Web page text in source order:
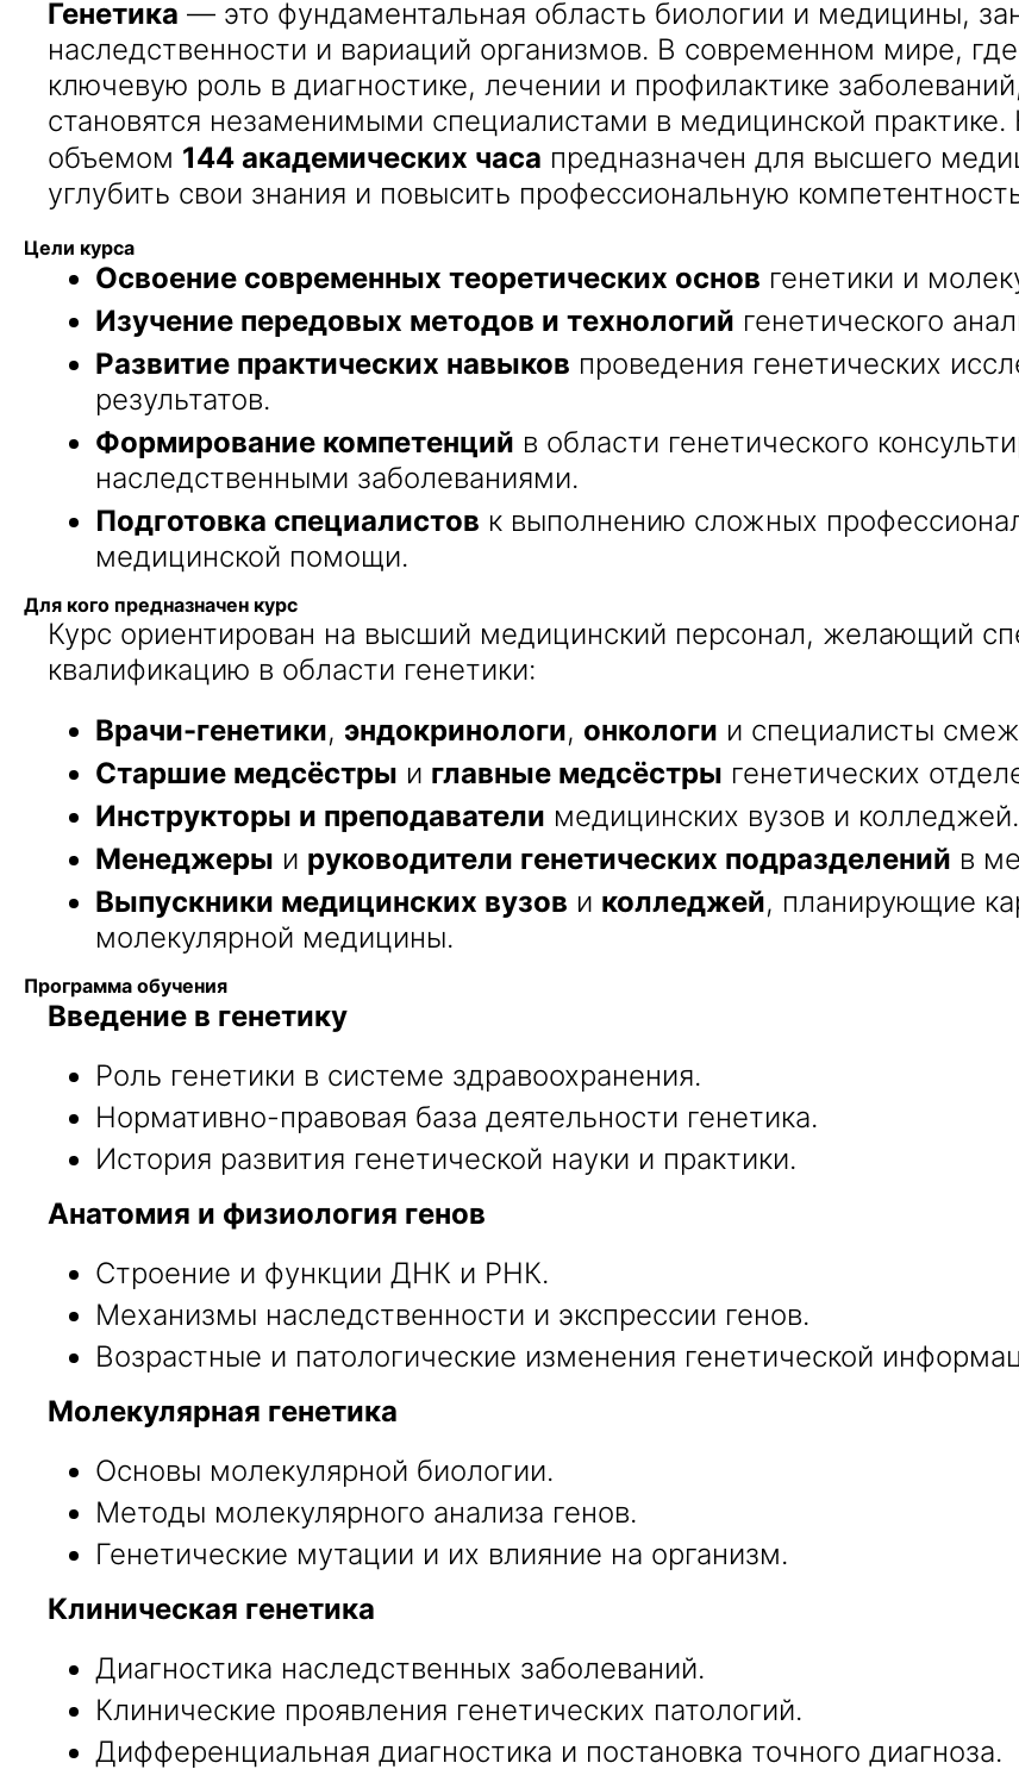
Генетика — это фундаментальная область биологии и медицины,
наследственности и вариаций организмов. В современном мире,
ключевую роль в диагностике, лечении и профилактике
становятся незаменимыми специалистами в медицинской
объемом 144 академических часа предназначен для высшего
углубить свои знания и повысить профессиональную
Цели курса
Освоение современных теоретических основ генетики и
Изучение передовых методов и технологий генетического
Развитие практических навыков проведения генетических
результатов.
Формирование компетенций в области генетического
наследственными заболеваниями.
Подготовка специалистов к выполнению сложных
медицинской помощи.
Для кого предназначен курс
Курс ориентирован на высший медицинский персонал, желающий
квалификацию в области генетики:
Врачи-генетики, эндокринологи, онкологи и специалисты
Старшие медсёстры и главные медсёстры генетических
Инструкторы и преподаватели медицинских вузов и колледжей.
Менеджеры и руководители генетических подразделений в
Выпускники медицинских вузов и колледжей, планирующие
молекулярной медицины.
Программа обучения
Введение в генетику
Роль генетики в системе здравоохранения.
Нормативно-правовая база деятельности генетика.
История развития генетической науки и практики.
Анатомия и физиология генов
Строение и функции ДНК и РНК.
Механизмы наследственности и экспрессии генов.
Возрастные и патологические изменения генетической
Молекулярная генетика
Основы молекулярной биологии.
Методы молекулярного анализа генов.
Генетические мутации и их влияние на организм.
Клиническая генетика
Диагностика наследственных заболеваний.
Клинические проявления генетических патологий.
Дифференциальная диагностика и постановка точного диагноза.
Приложите документы
Получить консультацию
Даю согласие на обработку персональных
Приложите документы
обработку персональных
Получить консультацию